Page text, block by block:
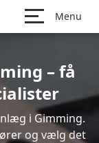
Menu
– få
i Gimming.
og vælg det